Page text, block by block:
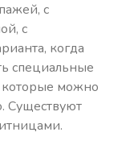
с
с
когда
специальные
можно
Существуют